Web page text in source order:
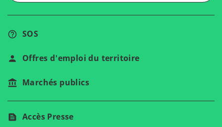
SOS
Offres d'emploi du territoire
Marchés publics
Accès Presse